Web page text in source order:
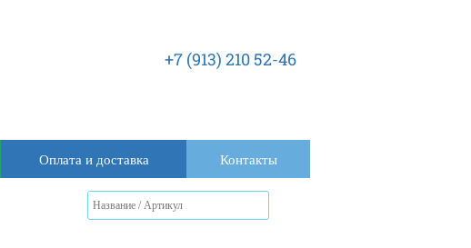
+7 (913) 210 52-46
Оплата и доставка Контакты